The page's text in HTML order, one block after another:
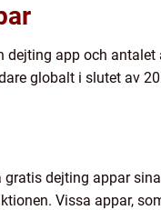
dejting app och
globalt i slutet av
dejting appar
Vissa appar,